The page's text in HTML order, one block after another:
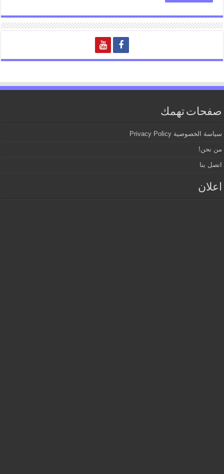
صفحات تهمك
سياسة الخصوصية Privacy Policy
من نحن!
اتصل بنا
اعلان